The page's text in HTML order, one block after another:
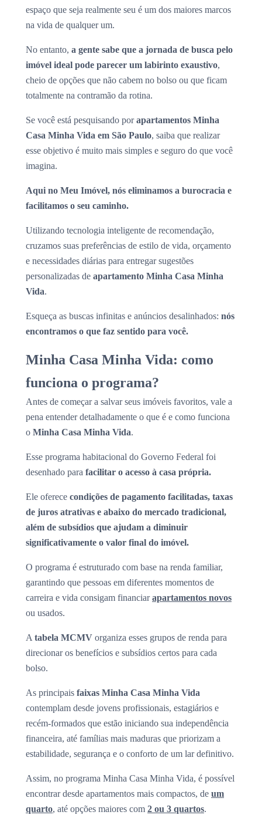
espaço que seja realmente seu é um dos maiores marcos
na vida de qualquer um.
No entanto, a gente sabe que a jornada de busca pelo
imóvel ideal pode parecer um labirinto exaustivo,
cheio de opções que não cabem no bolso ou que ficam
totalmente na contramão da rotina.
Se você está pesquisando porapartamentos Minha
Casa Minha Vida em São Paulo, saiba que realizar
esse objetivo é muito mais simples e seguro do que você
imagina.
Aqui no Meu Imóvel, nós eliminamos a burocracia e
facilitamos o seu caminho.
Utilizando tecnologia inteligente de recomendação,
cruzamos suas preferências de estilo de vida, orçamento
e necessidades diárias para entregar sugestões
personalizadas de apartamento Minha Casa Minha
Vida.
Esqueça as buscas infinitas e anúncios desalinhados: nós
encontramos o que faz sentido para você.
Minha Casa Minha Vida: como
funciona o programa?
Antes de começar a salvar seus imóveis favoritos, vale a
pena entender detalhadamente o que é e como funciona
o Minha Casa Minha Vida.
Esse programa habitacional do Governo Federal foi
desenhado para facilitar o acesso à casa própria.
Ele oferece condições de pagamento facilitadas, taxas
de juros atrativas e abaixo do mercado tradicional,
além de subsídios que ajudam a diminuir
significativamente o valor final do imóvel.
O programa é estruturado com base na renda familiar,
garantindo que pessoas em diferentes momentos de
carreira e vida consigam financiarapartamentos novos
ou usados.
A tabela MCMV organiza esses grupos de renda para
direcionar os benefícios e subsídios certos para cada
bolso.
As principais faixas Minha Casa Minha Vida
contemplam desde jovens profissionais, estagiários e
recém-formados que estão iniciando sua independência
financeira, até famílias mais maduras que priorizam a
estabilidade, segurança e o conforto de um lar definitivo.
Assim, no programa Minha Casa Minha Vida, é possível
encontrar desde apartamentos mais compactos, de um
quarto, até opções maiores com 2 ou 3 quartos.